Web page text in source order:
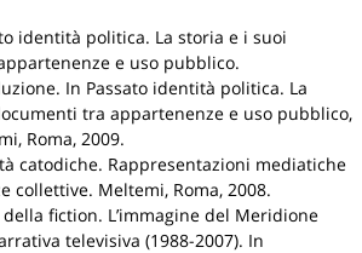
identità politica. La storia e i suoi
e uso pubblico.
. In Passato identità politica. La
tra appartenenze e uso pubblico,
, Roma, 2009.
catodiche. Rappresentazioni mediatiche
collettive. Meltemi, Roma, 2008.
della fiction. L’immagine del Meridione
televisiva (1988-2007). In